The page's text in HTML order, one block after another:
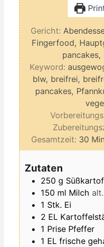
Gericht:
Fingerfood,
pancakes,
Keyword:
blw, breifrei,
pancakes,
Gesamtzeit: 30
Zutaten
250 g
150 ml Milch
1 Stk. Ei
2 EL
1 Prise Pfeffer
1 EL frische